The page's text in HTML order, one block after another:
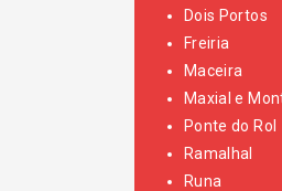
Dois Portos
Freiria
Maceira
Maxial e
Ponte do Rol
Ramalhal
Runa